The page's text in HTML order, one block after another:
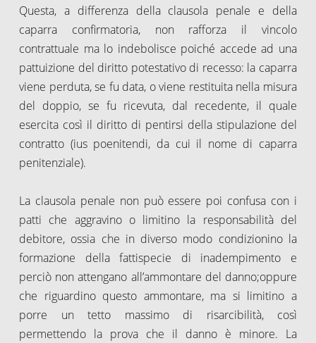
Questa, a differenza della clausola penale e della
caparra confirmatoria, non rafforza il vincolo
contrattuale ma lo indebolisce poiché accede ad una
pattuizione del diritto potestativo di recesso: la caparra
viene perduta, se fu data, o viene restituita nella misura
del doppio, se fu ricevuta, dal recedente, il quale
esercita così il diritto di pentirsi della stipulazione del
contratto (ius poenitendi, da cui il nome di caparra
penitenziale).
La clausola penale non può essere poi confusa con i
patti che aggravino o limitino la responsabilità del
debitore, ossia che in diverso modo condizionino la
formazione della fattispecie di inadempimento e
perciò non attengano all’ammontare del danno;oppure
che riguardino questo ammontare, ma si limitino a
porre un tetto massimo di risarcibilità, così
permettendo la prova che il danno è minore. La